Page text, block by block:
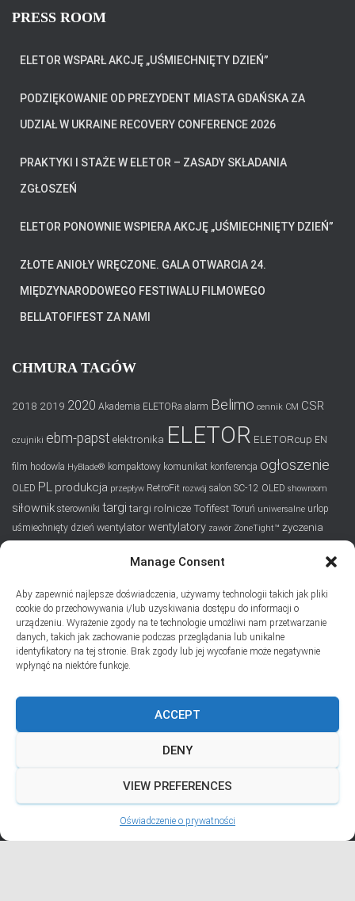
Manage Consent
Aby zapewnić najlepsze doświadczenia, używamy technologii takich jak pliki
cookie do przechowywania i/lub uzyskiwania dostępu do informacji o
urządzeniu. Wyrażenie zgody na te technologie umożliwi nam przetwarzanie
danych, takich jak zachowanie podczas przeglądania lub unikalne
identyfikatory na tej stronie. Brak zgody lub jej wycofanie może negatywnie
wpłynąć na niektóre funkcje.
ACCEPT
DENY
VIEW PREFERENCES
Oświadczenie o prywatności
B
O
PRESS ROOM
ELETOR WSPARŁ AKCJĘ „UŚMIECHNIĘTY DZIEŃ”
PODZIĘKOWANIE OD PREZYDENT MIASTA GDAŃSKA ZA
UDZIAŁ W UKRAINE RECOVERY CONFERENCE 2026
PRAKTYKI I STAŻE W ELETOR – ZASADY SKŁADANIA
ZGŁOSZEŃ
ELETOR PONOWNIE WSPIERA AKCJĘ „UŚMIECHNIĘTY DZIEŃ”
ZŁOTE ANIOŁY WRĘCZONE. GALA OTWARCIA 24.
MIĘDZYNARODOWEGO FESTIWALU FILMOWEGO
BELLATOFIFEST ZA NAMI
CHMURA TAGÓW
2018 2019 2020 Akademia ELETORa alarm Belimo cennik CM CSR
czujniki ebm-papst elektronika ELETOR ELETORcup EN
film hodowla HyBlade® kompaktowy komunikat konferencja ogłoszenie
OLED PL produkcja przepływ RetroFit rozwój salon SC-12 OLED showroom
siłownik sterowniki targi targi rolniczeTofifest Toruń uniwersalne urlop
uśmiechnięty dzień wentylatorwentylatory zawór ZoneTight™ życzenia
Dodaj swój adres e-mail, jeśli chciał(a)byś otrzymywać informacje
o nowych wpisach na blogu
Email
Hestia | Stworzone przezThemeIsle
Prywatność i pliki ciasteczka: Ta witryna używa plików ciasteczek.
Kontynuując korzystanie z tej witryny, wyrażasz zgodę na ich używanie.